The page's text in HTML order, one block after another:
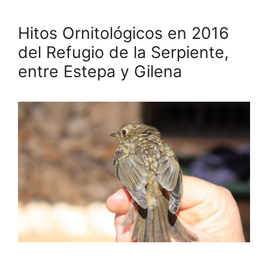
Hitos Ornitológicos en 2016
del Refugio de la Serpiente,
entre Estepa y Gilena